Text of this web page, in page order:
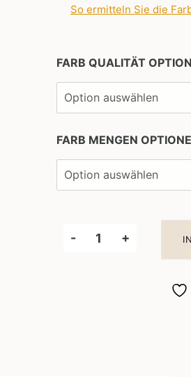
So ermitteln Sie die
FARB QUALITÄT
FARB MENGEN
-
Little
+